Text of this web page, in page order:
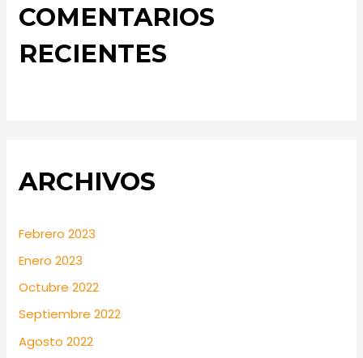
COMENTARIOS
RECIENTES
ARCHIVOS
Febrero 2023
Enero 2023
Octubre 2022
Septiembre 2022
Agosto 2022